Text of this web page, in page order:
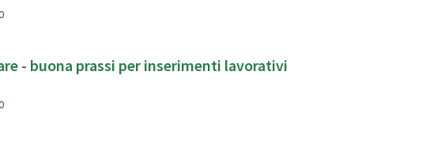
- buona prassi per inserimenti lavorativi